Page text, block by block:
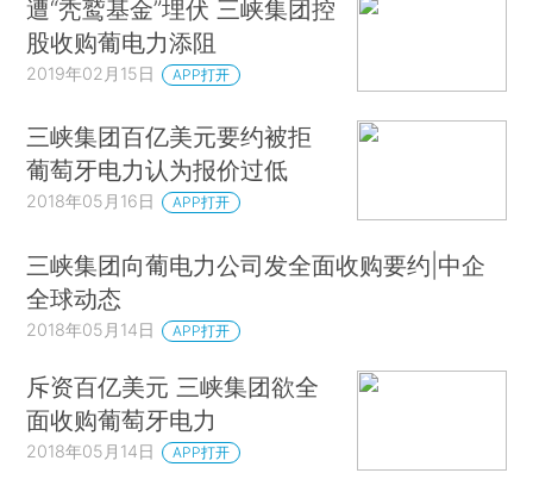
遭“秃鹫基金”埋伏 三峡集团控
股收购葡电力添阻
2019年02月15日 APP打开
三峡集团百亿美元要约被拒
葡萄牙电力认为报价过低
2018年05月16日 APP打开
三峡集团向葡电力公司发全面收购要约|中企
全球动态
2018年05月14日 APP打开
斥资百亿美元 三峡集团欲全
面收购葡萄牙电力
2018年05月14日 APP打开